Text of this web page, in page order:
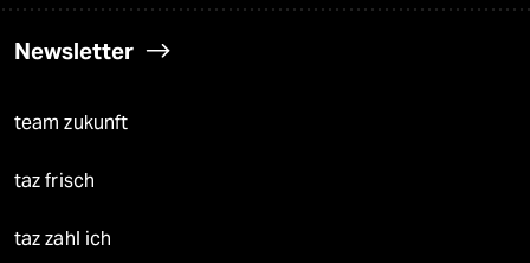
Newsletter
team zukunft
taz frisch
taz zahl ich